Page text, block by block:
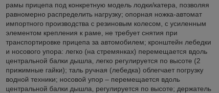
рамы прицепа под конкретную модель лодки/катера, позволяя
равномерно распределить нагрузку; опорная ножка-автомат
импортного производства с резиновым колесом, с усиленным
элементом крепления к раме, не требует снятия при
транспортировке прицепа за автомобилем; кронштейн лебедки
и носового упора: легко (на стремянках) перемещается вдоль
центральной балки дышла, легко регулируется по высоте (2
прижимные гайки); таль ручная (лебедка) облегчает погрузку
водной техники; носовой упор – перемещается вдоль
центральной балки дышла, регулируется по высоте; держатель